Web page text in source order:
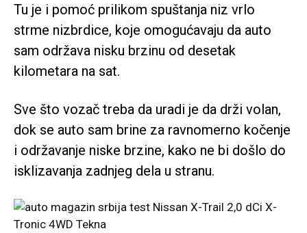
Tu je i pomoć prilikom spuštanja niz vrlo
strme nizbrdice, koje omogućavaju da auto
sam održava nisku brzinu od desetak
kilometara na sat.
Sve što vozač treba da uradi je da drži volan,
dok se auto sam brine za ravnomerno kočenje
i održavanje niske brzine, kako ne bi došlo do
isklizavanja zadnjeg dela u stranu.